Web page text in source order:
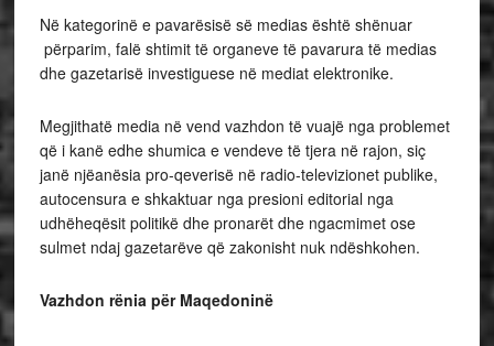
Në kategorinë e pavarësisë së medias është shënuar
përparim, falë shtimit të organeve të pavarura të medias
dhe gazetarisë investiguese në mediat elektronike.
Megjithatë media në vend vazhdon të vuajë nga problemet
që i kanë edhe shumica e vendeve të tjera në rajon, siç
janë njëanësia pro-qeverisë në radio-televizionet publike,
autocensura e shkaktuar nga presioni editorial nga
udhëheqësit politikë dhe pronarët dhe ngacmimet ose
sulmet ndaj gazetarëve që zakonisht nuk ndëshkohen.
Vazhdon rënia për Maqedoninë